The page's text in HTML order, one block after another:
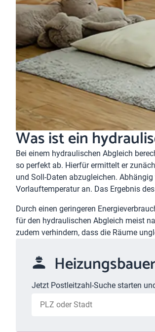
Was ist ein
Bei einem hydraulischen Abgleich
so perfekt ab. Hierfür ermittelt er
und Soll-Daten abzugleichen.
Vorlauftemperatur an. Das Ergebnis
Durch einen geringeren
für den hydraulischen Abgleich meist
zudem verhindern, dass die Räume
Jetzt Postleitzahl-Suche starten